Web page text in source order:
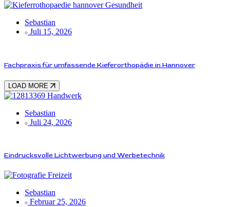
Gesundheit
Sebastian
Juli 15, 2026
Fachpraxis für umfassende Kieferorthopädie in Hannover
LOAD MORE
Handwerk
Sebastian
Juli 24, 2026
Eindrucksvolle Lichtwerbung und Werbetechnik
Freizeit
Sebastian
Februar 25, 2026